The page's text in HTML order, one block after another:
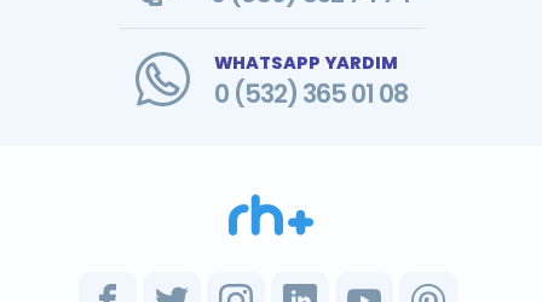
WHATSAPP YARDIM
0 (532) 365 01 08